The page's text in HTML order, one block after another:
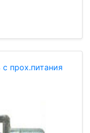
прох.питания